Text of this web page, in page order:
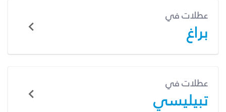
عطلات في
براغ
عطلات في
تبيليسي